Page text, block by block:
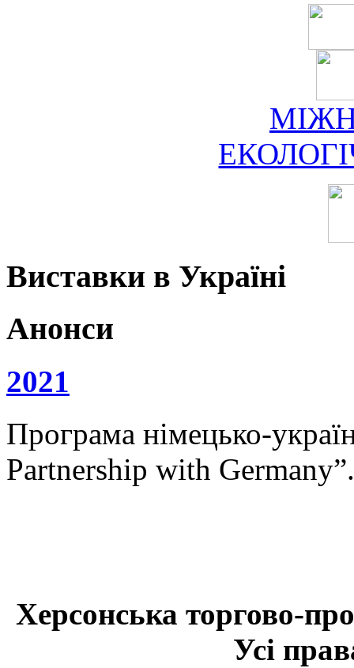
Виставки в Україні
Анонси
2021
Програма німецько-
Partnership with
Херсонська торгово-
Усі